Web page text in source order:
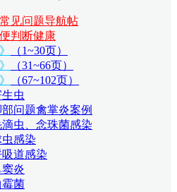
见问题导航帖
判断健康
（1~30页）
（31~66页）
（67~102页）
虫
问题禽掌炎案例
滴虫、念珠菌感染
感染
道感染
炎
霉菌